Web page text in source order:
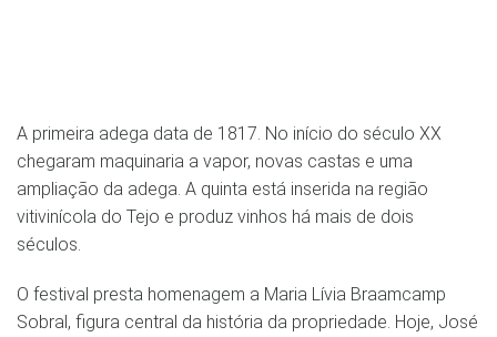
A primeira adega data de 1817. No início do século XX
chegaram maquinaria a vapor, novas castas e uma
ampliação da adega. A quinta está inserida na região
vitivinícola do Tejo e produz vinhos há mais de dois
séculos.
O festival presta homenagem a Maria Lívia Braamcamp
Sobral, figura central da história da propriedade. Hoje, José